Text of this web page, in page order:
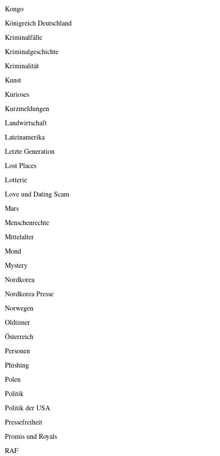
Kongo
Königreich Deutschland
Kriminalfälle
Kriminalgeschichte
Kriminalität
Kunst
Kurioses
Kurzmeldungen
Landwirtschaft
Lateinamerika
Letzte Generation
Lost Places
Lotterie
Love und Dating Scam
Mars
Menschenrechte
Mittelalter
Mond
Mystery
Nordkorea
Nordkorea Presse
Norwegen
Oldtimer
Österreich
Personen
Phishing
Polen
Politik
Politik der USA
Pressefreiheit
Promis und Royals
RAF